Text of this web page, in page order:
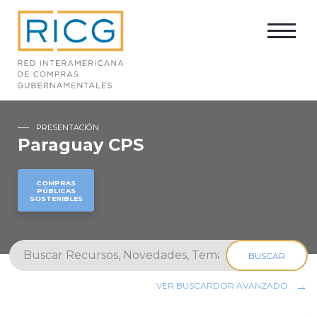
PRESENTACIÓN
Paraguay CPS
COMPRAS
PÚBLICAS
SOSTENIBLES
BUSCAR
VER BUSCARDOR AVANZADO